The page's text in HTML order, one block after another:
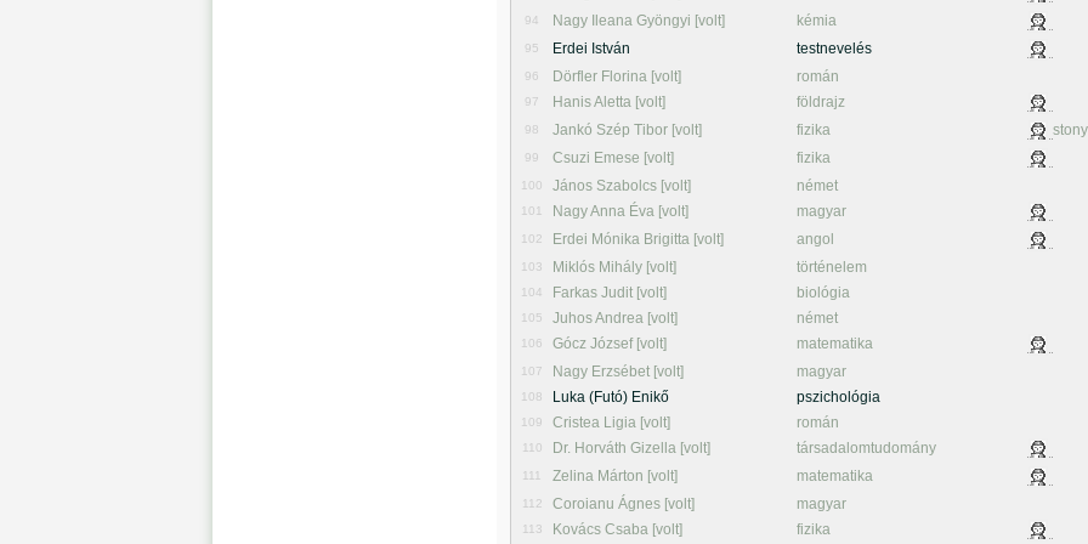
94 Nagy Ileana Gyöngyi [volt] kémia
95 Erdei István testnevelés
96 Dörfler Florina [volt] román
97 Hanis Aletta [volt] földrajz
98 Jankó Szép Tibor [volt] fizika stony
99 Csuzi Emese [volt] fizika
100 János Szabolcs [volt] német
101 Nagy Anna Éva [volt] magyar
102 Erdei Mónika Brigitta [volt] angol
103 Miklós Mihály [volt] történelem
104 Farkas Judit [volt] biológia
105 Juhos Andrea [volt] német
106 Gócz József [volt] matematika
107 Nagy Erzsébet [volt] magyar
108 Luka (Futó) Enikő pszichológia
109 Cristea Ligia [volt] román
110 Dr. Horváth Gizella [volt] társadalomtudomány
111 Zelina Márton [volt] matematika
112 Coroianu Ágnes [volt] magyar
113 Kovács Csaba [volt] fizika